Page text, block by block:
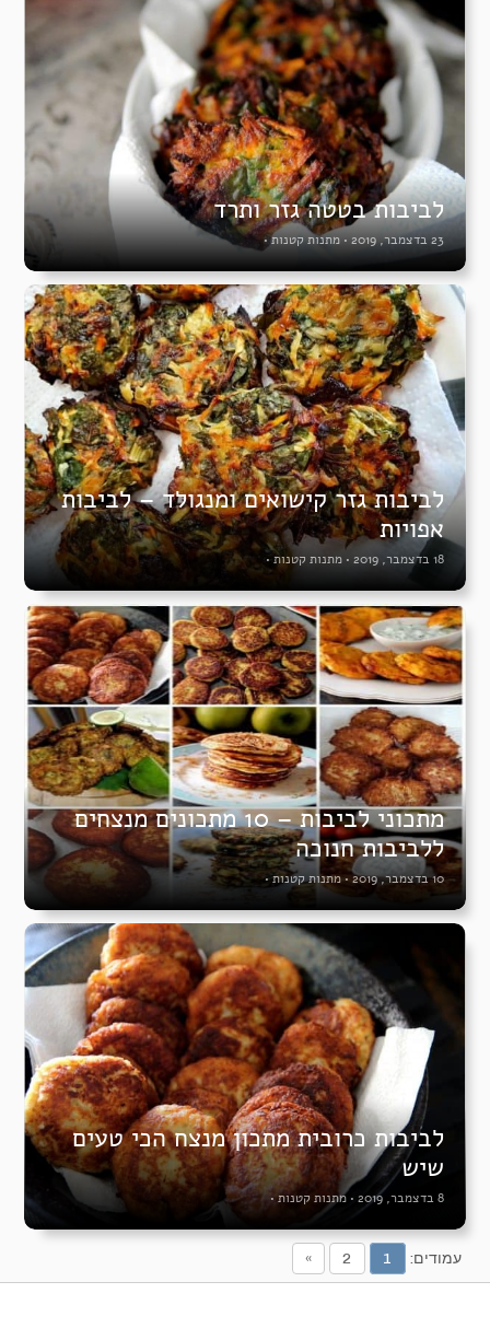
לביבות בטטה גזר ותרד
23 בדצמבר, 2019 • מתנות קטנות•
לביבות גזר קישואים ומנגולד – לביבות
אפויות
18 בדצמבר, 2019 • מתנות קטנות •
מתכוני לביבות – 10 מתכונים מנצחים
ללביבות חנוכה
10 בדצמבר, 2019 •מתנות קטנות•
לביבות כרובית מתכון מנצח הכי טעים
שיש
8 בדצמבר, 2019 • מתנות קטנות •
עמודים: 1
2
»